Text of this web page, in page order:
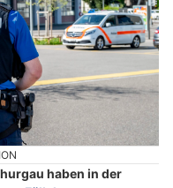
haben in der